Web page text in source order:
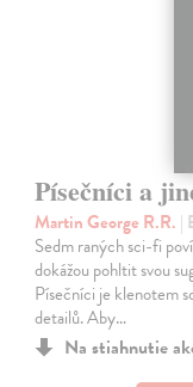
Písečníci a
Martin George R.R. |
Sedm raných sci-fi
dokážou pohltit svou
Písečníci je klenotem
detailů. Aby…
Na stiahnutie